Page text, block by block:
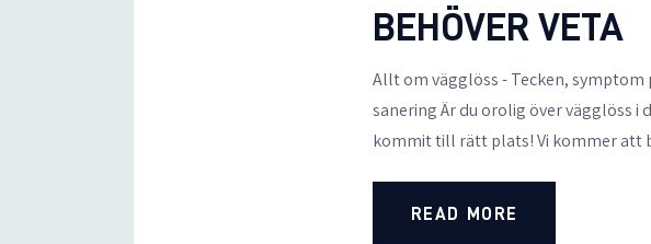
BEHÖVER VETA
Allt om vägglöss - Tecken,
sanering Är du orolig över vägglöss i
kommit till rätt plats! Vi kommer
READ MORE